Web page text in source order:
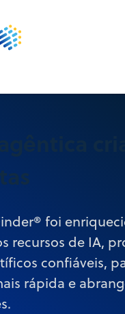
foi
recursos de IA,
confiáveis,
rápida e